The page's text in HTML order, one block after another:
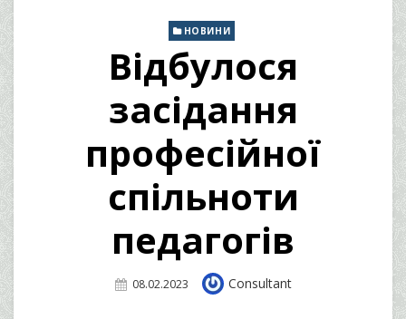
НОВИНИ
Відбулося
засідання
професійної
спільноти
педагогів
Posted
08.02.2023 Author
Consultant